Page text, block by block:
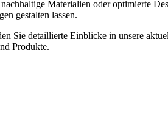
Materialien oder optimierte
gestalten lassen.
Sie detaillierte Einblicke in unsere
Produkte.